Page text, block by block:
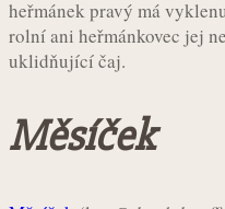
heřmánek pravý má
rolní ani heřmánkovec jej
uklidňující čaj.
Měsíček